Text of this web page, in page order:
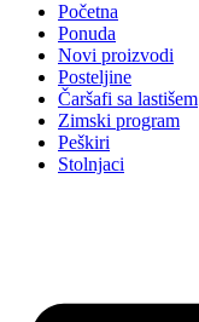
Početna
Ponuda
Novi proizvodi
Posteljine
Čaršafi sa lastišem
Zimski program
Peškiri
Stolnjaci